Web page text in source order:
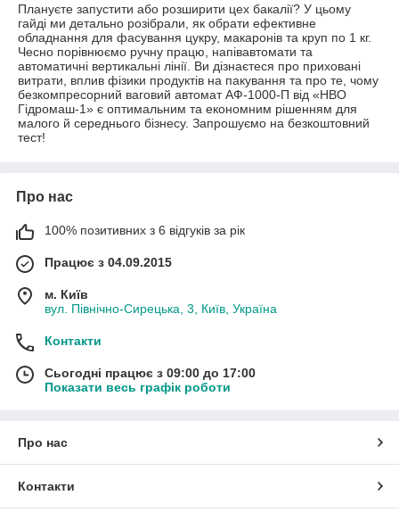
Плануєте запустити або розширити цех бакалії? У цьому
гайді ми детально розібрали, як обрати ефективне
обладнання для фасування цукру, макаронів та круп по 1 кг.
Чесно порівнюємо ручну працю, напівавтомати та
автоматичні вертикальні лінії. Ви дізнаєтеся про приховані
витрати, вплив фізики продуктів на пакування та про те, чому
безкомпресорний ваговий автомат АФ-1000-П від «НВО
Гідромаш-1» є оптимальним та економним рішенням для
малого й середнього бізнесу. Запрошуємо на безкоштовний
тест!
Про нас
100% позитивних з 6 відгуків за рік
Працює з 04.09.2015
м. Київ
вул. Північно-Сирецька, 3, Київ, Україна
Контакти
Сьогодні працює з 09:00 до 17:00
Показати весь графік роботи
Про нас
Контакти